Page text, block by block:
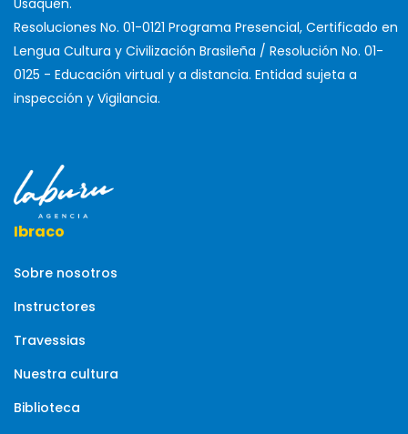
Usaquén.
Resoluciones No. 01-0121 Programa Presencial, Certificado en
Lengua Cultura y Civilización Brasileña / Resolución No. 01-
0125 - Educación virtual y a distancia. Entidad sujeta a
inspección y Vigilancia.
Ibraco
Sobre nosotros
Instructores
Travessias
Nuestra cultura
Biblioteca